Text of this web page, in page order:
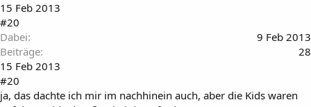
15 Feb 2013
#20
Dabei
9 Feb 2013
Beiträge
28
15 Feb 2013
#20
ja, das dachte ich mir im nachhinein auch, aber die Kids waren